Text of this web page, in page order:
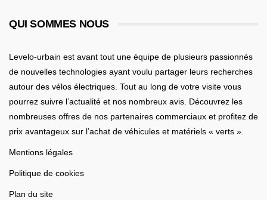
QUI SOMMES NOUS
Levelo-urbain est avant tout une équipe de plusieurs passionnés
de nouvelles technologies ayant voulu partager leurs recherches
autour des vélos électriques. Tout au long de votre visite vous
pourrez suivre l’actualité et nos nombreux avis. Découvrez les
nombreuses offres de nos partenaires commerciaux et profitez de
prix avantageux sur l’achat de véhicules et matériels « verts ».
Mentions légales
Politique de cookies
Plan du site